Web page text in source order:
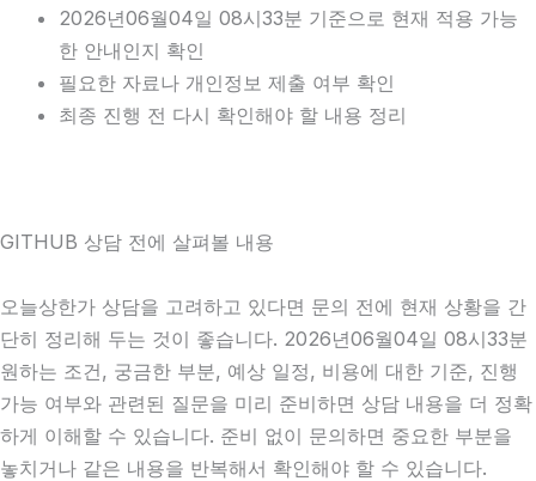
2026년06월04일 08시33분 기준으로 현재 적용 가능
한 안내인지 확인
필요한 자료나 개인정보 제출 여부 확인
최종 진행 전 다시 확인해야 할 내용 정리
GITHUB 상담 전에 살펴볼 내용
오늘상한가 상담을 고려하고 있다면 문의 전에 현재 상황을 간
단히 정리해 두는 것이 좋습니다. 2026년06월04일 08시33분
원하는 조건, 궁금한 부분, 예상 일정, 비용에 대한 기준, 진행
가능 여부와 관련된 질문을 미리 준비하면 상담 내용을 더 정확
하게 이해할 수 있습니다. 준비 없이 문의하면 중요한 부분을
놓치거나 같은 내용을 반복해서 확인해야 할 수 있습니다.